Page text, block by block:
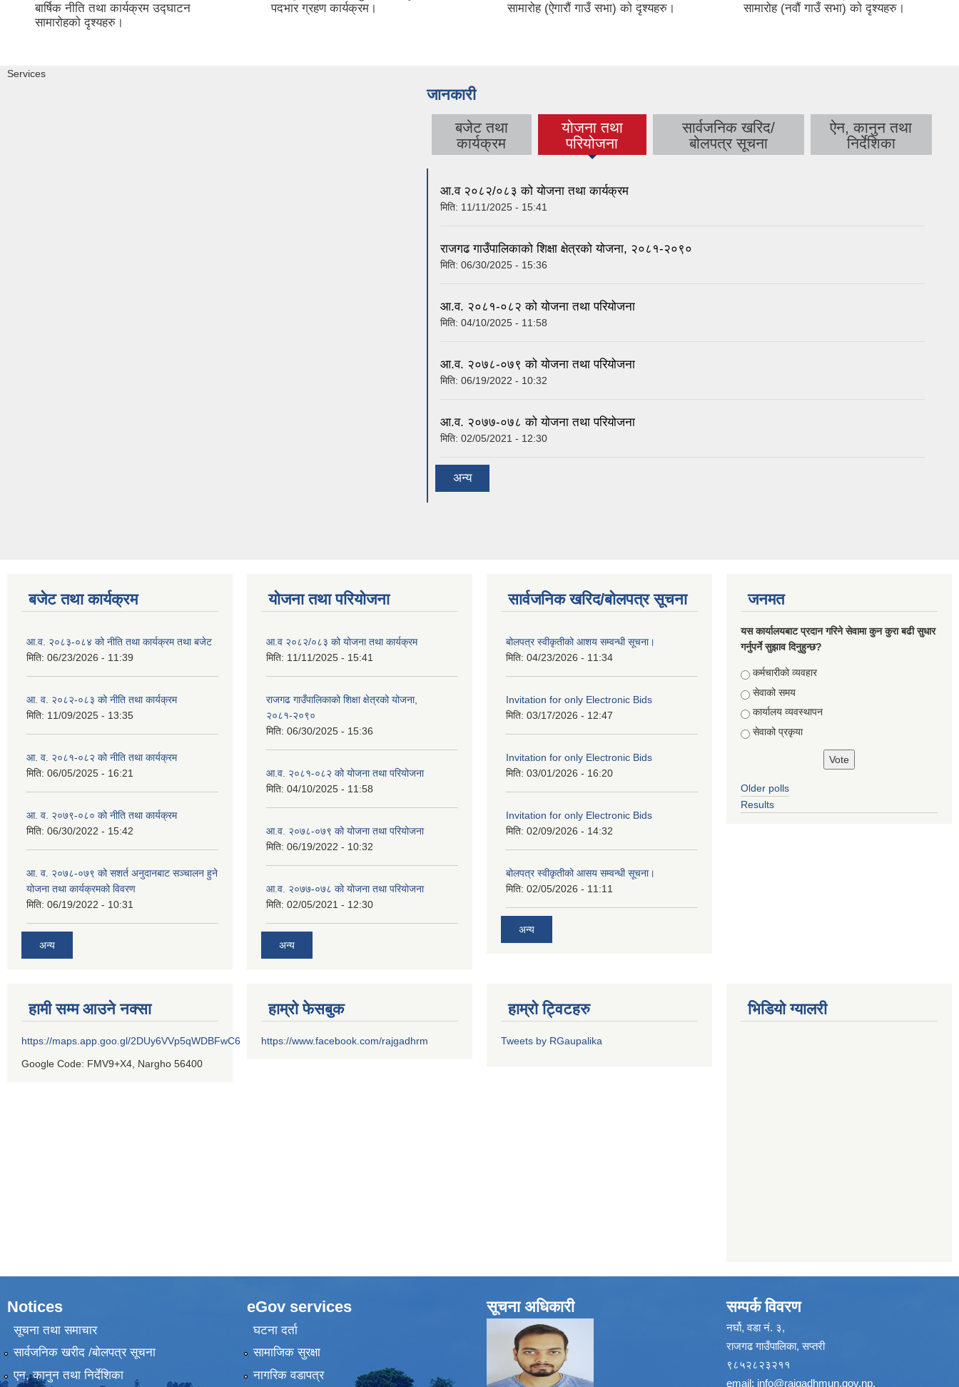
बार्षिक नीति तथा कार्यक्रम उद्घाटन
सामारोहकाे दृश्यहरु।
पदभार ग्रहण कार्यक्रम।
सामारोह (ऐगारौं गाउँ सभा) काे दृश्यहरु।
सामारोह (नवौं गाउँ सभा) काे दृश्यहरु।
Services
जानकारी
बजेट तथा
कार्यक्रम
योजना तथा
परियोजना
(active tab)
सार्वजनिक खरिद/
बोलपत्र सूचना
ऐन, कानुन तथा
निर्देशिका
आ.व २०८२/०८३ को योजना तथा कार्यक्रम
मिति: 11/11/2025 - 15:41
राजगढ गाउँपालिकाको शिक्षा क्षेत्रको योजना, २०८१-२०९०
मिति: 06/30/2025 - 15:36
आ.व. २०८१-०८२ को योजना तथा परियोजना
मिति: 04/10/2025 - 11:58
आ.व. २०७८-०७९ को योजना तथा परियोजना
मिति: 06/19/2022 - 10:32
आ.व. २०७७-०७८ को योजना तथा परियोजना
मिति: 02/05/2021 - 12:30
अन्य
बजेट तथा कार्यक्रम
आ.व. २०८३-०८४ को नीति तथा कार्यक्रम तथा बजेट
मिति: 06/23/2026 - 11:39
आ. व. २०८२-०८३ को नीति तथा कार्यक्रम
मिति: 11/09/2025 - 13:35
आ. व. २०८१-०८२ को नीति तथा कार्यक्रम
मिति: 06/05/2025 - 16:21
आ. व. २०७९-०८० को नीति तथा कार्यक्रम
मिति: 06/30/2022 - 15:42
आ. व. २०७८-०७९ को सशर्त अनुदानबाट सञ्चालन हुने
योजना तथा कार्यक्रमको विवरण
मिति: 06/19/2022 - 10:31
अन्य
योजना तथा परियोजना
आ.व २०८२/०८३ को योजना तथा कार्यक्रम
मिति: 11/11/2025 - 15:41
राजगढ गाउँपालिकाको शिक्षा क्षेत्रको योजना,
२०८१-२०९०
मिति: 06/30/2025 - 15:36
आ.व. २०८१-०८२ को योजना तथा परियोजना
मिति: 04/10/2025 - 11:58
आ.व. २०७८-०७९ को योजना तथा परियोजना
मिति: 06/19/2022 - 10:32
आ.व. २०७७-०७८ को योजना तथा परियोजना
मिति: 02/05/2021 - 12:30
अन्य
सार्वजनिक खरिद/बोलपत्र सूचना
बोलपत्र स्वीकृतीको आशय सम्वन्धी सूचना।
मिति: 04/23/2026 - 11:34
Invitation for only Electronic Bids
मिति: 03/17/2026 - 12:47
Invitation for only Electronic Bids
मिति: 03/01/2026 - 16:20
Invitation for only Electronic Bids
मिति: 02/09/2026 - 14:32
बोलपत्र स्वीकृतीको आसय सम्वन्धी सूचना।
मिति: 02/05/2026 - 11:11
अन्य
जनमत
यस कार्यालयबाट प्रदान गरिने सेवामा कुन कुरा बढी सुधार
गर्नुपर्ने सुझाव दिनुहुन्छ?
Choices
कर्मचारीको व्यवहार
सेवाको समय
कार्यालय व्यवस्थापन
सेवाको प्रकृया
Older polls
Results
हामी सम्म आउने नक्सा
https://maps.app.goo.gl/2DUy6VVp5qWDBFwC6
Google Code: FMV9+X4, Nargho 56400
हाम्रो फेसबुक
https://www.facebook.com/rajgadhrm
हाम्रो ट्विटहरु
Tweets by RGaupalika
भिडियो ग्यालरी
Notices
सूचना तथा समाचार
सार्वजनिक खरीद /बोलपत्र सूचना
एन, कानुन तथा निर्देशिका
eGov services
घटना दर्ता
सामाजिक सुरक्षा
नागरिक वडापत्र
सूचना अधिकारी सम्पर्क विवरण
नर्घो, वडा नं. ३,
राजगढ गाउँपालिका, सप्तरी
९८५२८२३२११
email: info@rajgadhmun.gov.np,